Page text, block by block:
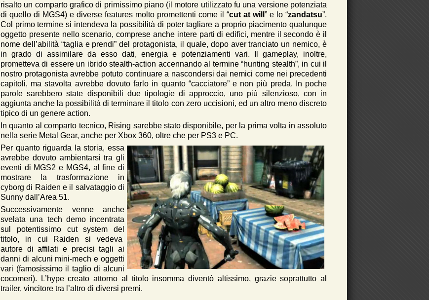
risalto un comparto grafico di primissimo piano (il motore utilizzato fu una versione potenziata
di quello di MGS4) e diverse features molto promettenti come il “cut at will ” e lo “zandatsu”.
Col primo termine si intendeva la possibilità di poter tagliare a proprio piacimento qualunque
oggetto presente nello scenario, comprese anche intere parti di edifici, mentre il secondo è il
nome dell’abilità “taglia e prendi” del protagonista, il quale, dopo aver tranciato un nemico, è
in grado di assimilare da esso dati, energia e potenziamenti vari. Il gameplay, inoltre,
prometteva di essere un ibrido stealth-action accennando al termine “hunting stealth”, in cui il
nostro protagonista avrebbe potuto continuare a nascondersi dai nemici come nei precedenti
capitoli, ma stavolta avrebbe dovuto farlo in quanto “cacciatore” e non più preda. In poche
parole sarebbero state disponibili due tipologie di approccio, uno più silenzioso, con in
aggiunta anche la possibilità di terminare il titolo con zero uccisioni, ed un altro meno discreto
tipico di un genere action.
In quanto al comparto tecnico, Rising sarebbe stato disponibile, per la prima volta in assoluto
nella serie Metal Gear, anche per Xbox 360, oltre che per PS3 e PC.
Per quanto riguarda la storia, essa
avrebbe dovuto ambientarsi tra gli
eventi di MGS2 e MGS4, al fine di
mostrare la trasformazione in
cyborg di Raiden e il salvataggio di
Sunny dall’Area 51.
Successivamente venne anche
svelata una tech demo incentrata
sul potentissimo cut system del
titolo, in cui Raiden si vedeva
autore di affilati e precisi tagli ai
danni di alcuni mini-mech e oggetti
vari (famosissimo il taglio di alcuni
cocomeri). L’hype creato attorno al titolo insomma diventò altissimo, grazie soprattutto al
trailer, vincitore tra l’altro di diversi premi.